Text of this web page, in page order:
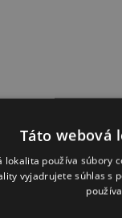
Táto webová
lokalita používa súbory
vyjadrujete súhlas s